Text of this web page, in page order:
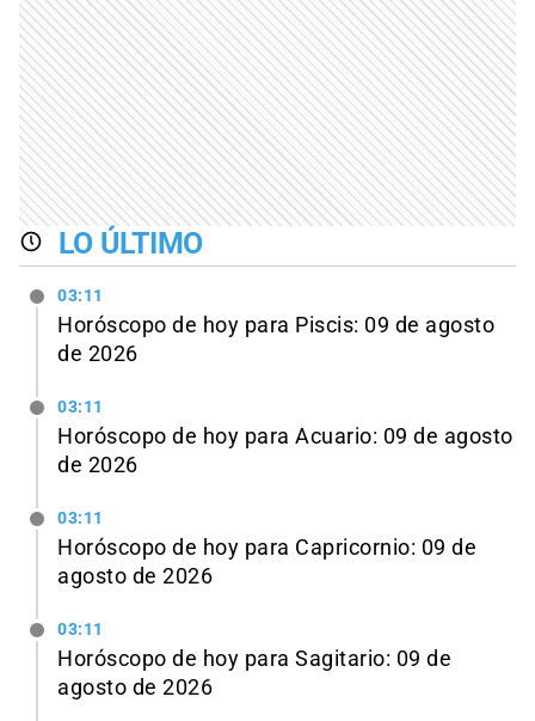
LO ÚLTIMO
03:11
Horóscopo de hoy para Piscis: 09 de agosto
de 2026
03:11
Horóscopo de hoy para Acuario: 09 de agosto
de 2026
03:11
Horóscopo de hoy para Capricornio: 09 de
agosto de 2026
03:11
Horóscopo de hoy para Sagitario: 09 de
agosto de 2026